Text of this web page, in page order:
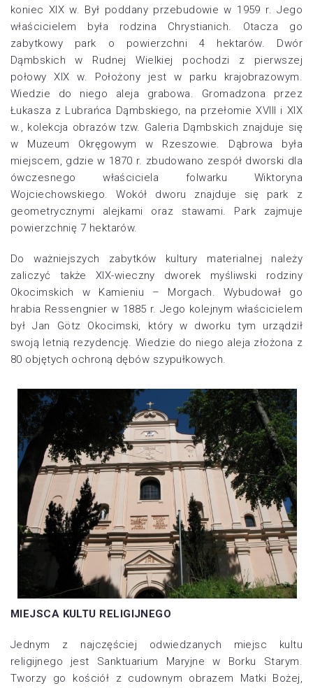
koniec XIX w. Był poddany przebudowie w 1959 r. Jego
właścicielem była rodzina Chrystianich. Otacza go
zabytkowy park o powierzchni 4 hektarów. Dwór
Dąmbskich w Rudnej Wielkiej pochodzi z pierwszej
połowy XIX w. Położony jest w parku krajobrazowym.
Wiedzie do niego aleja grabowa. Gromadzona przez
Łukasza z Lubrańca Dąmbskiego, na przełomie XVIII i XIX
w., kolekcja obrazów tzw. Galeria Dąmbskich znajduje się
w Muzeum Okręgowym w Rzeszowie. Dąbrowa była
miejscem, gdzie w 1870 r. zbudowano zespół dworski dla
ówczesnego właściciela folwarku Wiktoryna
Wojciechowskiego. Wokół dworu znajduje się park z
geometrycznymi alejkami oraz stawami. Park zajmuje
powierzchnię 7 hektarów.
Do ważniejszych zabytków kultury materialnej należy
zaliczyć także XIX-wieczny dworek myśliwski rodziny
Okocimskich w Kamieniu – Morgach. Wybudował go
hrabia Ressengnier w 1885 r. Jego kolejnym właścicielem
był Jan Götz Okocimski, który w dworku tym urządził
swoją letnią rezydencję. Wiedzie do niego aleja złożona z
80 objętych ochroną dębów szypułkowych.
MIEJSCA KULTU RELIGIJNEGO
Jednym z najczęściej odwiedzanych miejsc kultu
religijnego jest Sanktuarium Maryjne w Borku Starym.
Tworzy go kościół z cudownym obrazem Matki Bożej,